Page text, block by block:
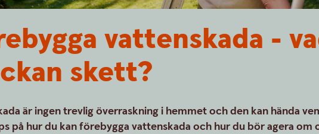
vattenskada -
skett?
är ingen trevlig överraskning i hemmet och den kan hända
på hur du kan förebygga vattenskada och hur du bör agera om